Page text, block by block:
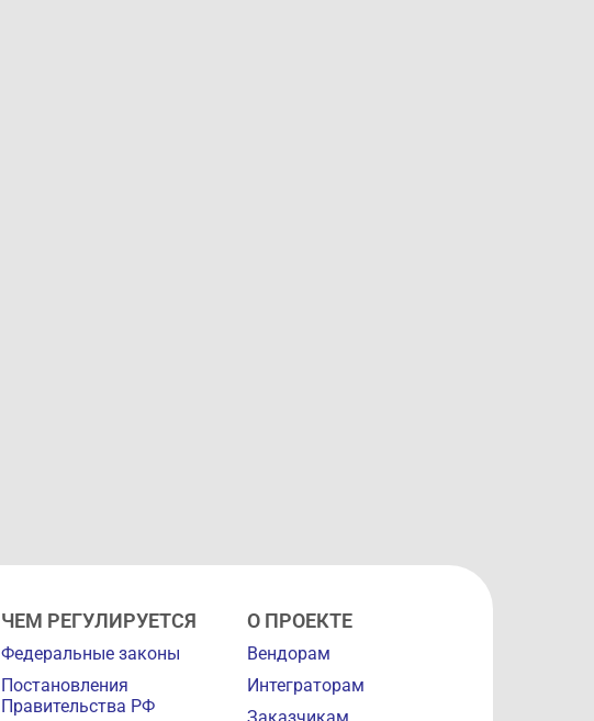
ЧЕМ РЕГУЛИРУЕТСЯ
Федеральные законы
Постановления
Правительства РФ
О ПРОЕКТЕ
Вендорам
Интеграторам